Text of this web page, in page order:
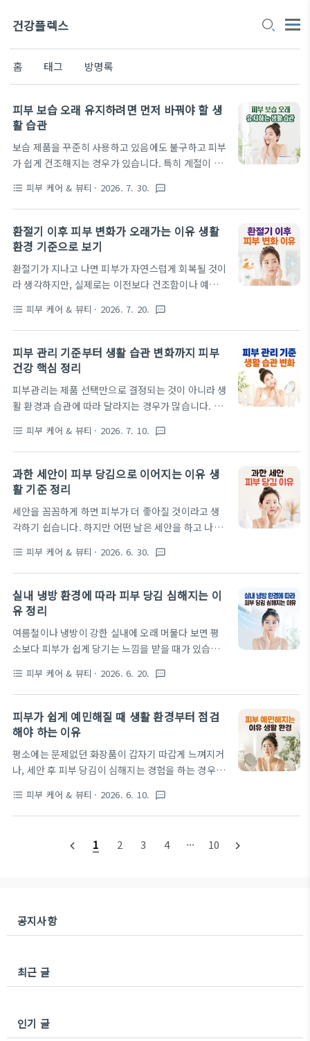
건강플렉스
홈 태그 방명록
피부 보습 오래 유지하려면 먼저 바꿔야 할 생
활 습관
보습 제품을 꾸준히 사용하고 있음에도 불구하고 피부
가 쉽게 건조해지는 경우가 있습니다. 특히 계절이 바
도 결과가 달라지는 경우가 많습니다. 피부 보습 오래
유지하는 생활 습관을 기준으로 보면 단순히 제품 선
택보다 일상적인 환경과 습관이 더 큰 영향을 주는 경
우도 있습니다. 이 글에서는 피부보습이 유지되지 않
저 점검해야 하는지를 중심으로 정리합니다. 피부 보
습이 쉽게 유지되지 않는 이유같은 제품을 사용하더라
도 생활 환경과 습관에 따라 보습 유지 시간은 다르게
유지 상태가 달라질 수 있습니다.과한 세정 ..
format_list_bulleted 피부 케어 & 뷰티 · 2026. 7. 30. textsms
환절기 이후 피부 변화가 오래가는 이유 생활
환경 기준으로 보기
환절기가 지나고 나면 피부가 자연스럽게 회복될 것이
라 생각하지만, 실제로는 이전보다 건조함이나 예민함
도 유독 피부 변화가 길어지는 경험을 하게 되면 단순
계절 영향만으로 설명하기 어려운 상황이 됩니다. 환
절기 이후 피부 변화 이유를 기준으로 보면 단순한 외
부 환경 변화가 아니라 생활 환경과 관리 방식이 함께
서는 피부 변화가 오래 지속되는 조건과 흐름을 기준
으로 어떤 부분을 나누어 확인해야 하는지 살펴봅니
다. 환절기 이후 피부 변화가 오래가는 이유같은 계절
부가 쉽게 돌아오지 않는 이유계절이 안정된 이후..
format_list_bulleted 피부 케어 & 뷰티 · 2026. 7. 20. textsms
피부 관리 기준부터 생활 습관 변화까지 피부
건강 핵심 정리
피부관리는 제품 선택만으로 결정되는 것이 아니라 생
활 환경과 습관에 따라 달라지는 경우가 많습니다. 같
떤 날은 예민 반응이 나타나는 이유가 여기에 있습니
다. 피부 관리 기준 생활 습관 변화를 기준으로 보면 환
경, 장벽 상태, 세안 습관, 생활 패턴이 서로 영향을 주
는 구조를 확인할 수 있습니다. 이 글에서는 피부관리
기준을 정리합니다. 피부 관리 기준은 왜 환경 변화와
함께 봐야 할까같은 제품을 사용해도 환경에 따라 피
부 반응은 달라질 수 있으며, 이 차이를 구분하는 것이
상태는 동일하게 유지되지 않을 수..
format_list_bulleted 피부 케어 & 뷰티 · 2026. 7. 10. textsms
과한 세안이 피부 당김으로 이어지는 이유 생
활 기준 정리
세안을 꼼꼼하게 하면 피부가 더 좋아질 것이라고 생
각하기 쉽습니다. 하지만 어떤 날은 세안을 하고 나서
되기도 합니다. 이런 변화는 단순한 건조함이 아니라
세안 방식과 환경이 함께 영향을 주는 경우가 많습니
다. 이 글에서는 과한 세안 피부 당김 이유를 중심으
로, 세안 습관이 피부 상태에 어떤 차이를 만드는지 정
기준으로 나누어 봐야 하는지에 따라 피부당김 체감이
달라질 수 있기 때문에, 컨디션관리 관점에서 판단 기
준을 함께 살펴보는 것이 중요합니다. 과한 세안이 피
에 따라 체감 차이가 발생할 수 있습니다..
format_list_bulleted 피부 케어 & 뷰티 · 2026. 6. 30. textsms
실내 냉방 환경에 따라 피부 당김 심해지는 이
유 정리
여름철이나 냉방이 강한 실내에 오래 머물다 보면 평
소보다 피부가 쉽게 당기는 느낌을 받을 때가 있습니
고, 오후가 될수록 얼굴이 거칠어지는 것 같다고 느끼
는 경우도 적지 않습니다. 특히 같은 화장품을 사용하
고 있는데도 피부 상태가 달라진다면 생활 환경부터
살펴볼 필요가 있습니다. 이번 글에서는 실내 냉방 환
환경이 피부 컨디션에 어떤 차이를 만들 수 있는지 정
리해보겠습니다. 피부당김은 단순한 피부 타입의 문제
가 아니라 실내 습도, 냉방 방식, 생활 습관이 함께 영
해지는 이유같은 냉방 환경에서도 피부 상..
format_list_bulleted 피부 케어 & 뷰티 · 2026. 6. 20. textsms
피부가 쉽게 예민해질 때 생활 환경부터 점검
해야 하는 이유
평소에는 문제없던 화장품이 갑자기 따갑게 느껴지거
나, 세안 후 피부 당김이 심해지는 경험을 하는 경우가
민하게 반응하기 시작하면 원인을 찾기 어려워 답답함
을 느끼기도 합니다. 하지만 피부 변화는 피부 자체의
우도 적지 않습니다. 이번 글에서는 피부 예민해지는
최근 생활 환경과 습관 변화를 함께 확인하는 것입니
다. 작은 변화라도 반복된다면 피부가 보내는 신호일
format_list_bulleted 피부 케어 & 뷰티 · 2026. 6. 10. textsms
navigate_before 1 2 3 4 ··· 10 navigate_next
공지사항
최근 글
인기 글